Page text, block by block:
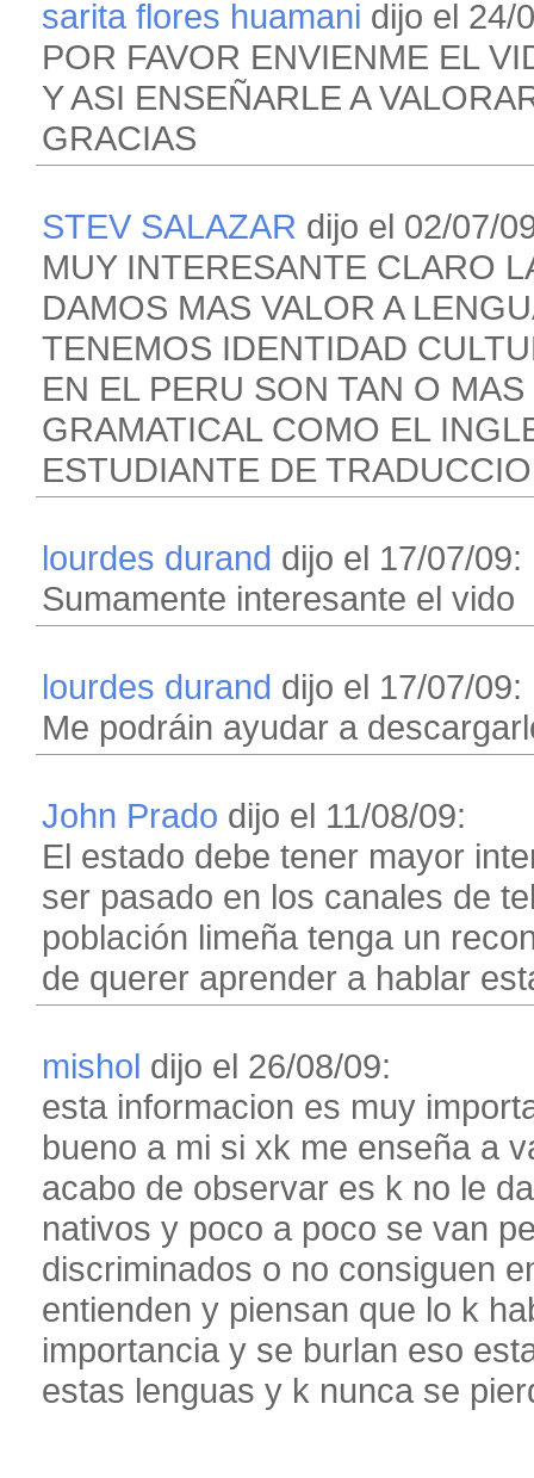
sarita flores huamani dijo el 24/
POR FAVOR ENVIENME EL
Y ASI ENSEÑARLE A
GRACIAS
STEV SALAZAR dijo el 02/07/
MUY INTERESANTE CLARO
DAMOS MAS VALOR A
TENEMOS IDENTIDAD
EN EL PERU SON TAN O
GRAMATICAL COMO EL
ESTUDIANTE DE
lourdes durand dijo el 17/07/09:
Sumamente interesante el vido
lourdes durand dijo el 17/07/09:
Me podráin ayudar a
John Prado dijo el 11/08/09:
El estado debe tener mayor
ser pasado en los canales de
población limeña tenga un
de querer aprender a hablar
mishol dijo el 26/08/09:
esta informacion es muy
bueno a mi si xk me enseña a
acabo de observar es k no le
nativos y poco a poco se van
discriminados o no consiguen
entienden y piensan que lo k
importancia y se burlan eso
estas lenguas y k nunca se